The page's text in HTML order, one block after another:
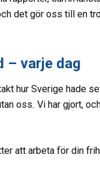
det gör oss till en
– varje dag
hur Sverige hade
oss. Vi har gjort,
att arbeta för din